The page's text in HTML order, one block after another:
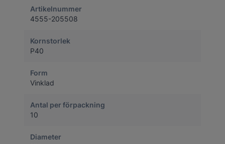
Artikelnummer
4555-205508
Kornstorlek
P40
Form
Vinklad
Antal per förpackning
10
Diameter